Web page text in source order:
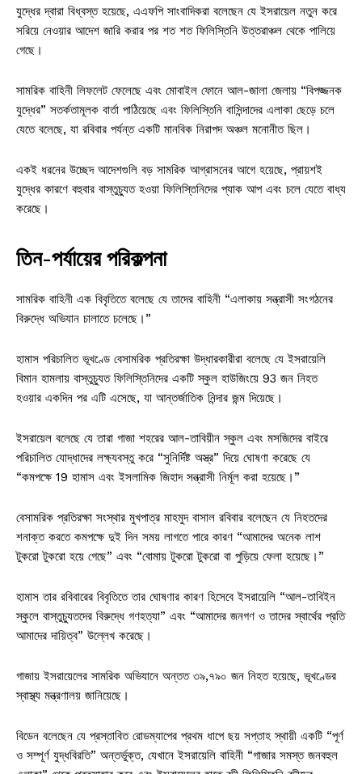
যুদ্ধের দ্বারা বিধ্বস্ত হয়েছে, এএফপি সাংবাদিকরা বলেছেন যে ইসরায়েল নতুন করে
সরিয়ে নেওয়ার আদেশ জারি করার পর শত শত ফিলিস্তিনি উত্তরাঞ্চল থেকে পালিয়ে
গেছে।
সামরিক বাহিনী লিফলেট ফেলেছে এবং মোবাইল ফোনে আল-জালা জেলায় “বিপজ্জনক
যুদ্ধের” সতর্কতামূলক বার্তা পাঠিয়েছে এবং ফিলিস্তিনি বাসিন্দাদের এলাকা ছেড়ে চলে
যেতে বলেছে, যা রবিবার পর্যন্ত একটি মানবিক নিরাপদ অঞ্চল মনোনীত ছিল।
একই ধরনের উচ্ছেদ আদেশগুলি বড় সামরিক আগ্রাসনের আগে হয়েছে, প্রায়শই
যুদ্ধের কারণে বহুবার বাস্তুচ্যুত হওয়া ফিলিস্তিনিদের প্যাক আপ এবং চলে যেতে বাধ্য
করেছে।
তিন-পর্যায়ের পরিকল্পনা
সামরিক বাহিনী এক বিবৃতিতে বলেছে যে তাদের বাহিনী “এলাকায় সন্ত্রাসী সংগঠনের
বিরুদ্ধে অভিযান চালাতে চলেছে।”
হামাস পরিচালিত ভূখণ্ডে বেসামরিক প্রতিরক্ষা উদ্ধারকারীরা বলেছে যে ইসরায়েলি
বিমান হামলায় বাস্তুচ্যুত ফিলিস্তিনিদের একটি স্কুল হাউজিংয়ে 93 জন নিহত
হওয়ার একদিন পর এটি এসেছে, যা আন্তর্জাতিক নিন্দার জন্ম দিয়েছে।
ইসরায়েল বলেছে যে তারা গাজা শহরের আল-তাবিয়ীন স্কুল এবং মসজিদের বাইরে
পরিচালিত যোদ্ধাদের লক্ষ্যবস্তু করে “সুনির্দিষ্ট অস্ত্র” দিয়ে ঘোষণা করেছে যে
“কমপক্ষে 19 হামাস এবং ইসলামিক জিহাদ সন্ত্রাসী নির্মূল করা হয়েছে।”
বেসামরিক প্রতিরক্ষা সংস্থার মুখপাত্র মাহমুদ বাসাল রবিবার বলেছেন যে নিহতদের
শনাক্ত করতে কমপক্ষে দুই দিন সময় লাগতে পারে কারণ “আমাদের অনেক লাশ
টুকরো টুকরো হয়ে গেছে” এবং “বোমায় টুকরো টুকরো বা পুড়িয়ে ফেলা হয়েছে।”
হামাস তার রবিবারের বিবৃতিতে তার ঘোষণার কারণ হিসেবে ইসরায়েলি “আল-তাবিইন
স্কুলে বাস্তুচ্যুতদের বিরুদ্ধে গণহত্যা” এবং “আমাদের জনগণ ও তাদের স্বার্থের প্রতি
আমাদের দায়িত্ব” উল্লেখ করেছে।
গাজায় ইসরায়েলের সামরিক অভিযানে অন্তত ৩৯,৭৯০ জন নিহত হয়েছে, ভূখণ্ডের
স্বাস্থ্য মন্ত্রণালয় জানিয়েছে।
বিডেন বলেছেন যে প্রস্তাবিত রোডম্যাপের প্রথম ধাপে ছয় সপ্তাহ স্থায়ী একটি “পূর্ণ
ও সম্পূর্ণ যুদ্ধবিরতি” অন্তর্ভুক্ত, যেখানে ইসরায়েলি বাহিনী “গাজার সমস্ত জনবহুল